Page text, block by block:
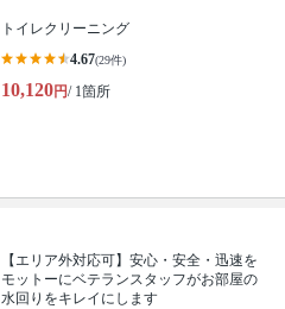
トイレクリーニング
4.67(29件)
10,120円/ 1箇所
【エリア外対応可】安心・安全・迅速を
モットーにベテランスタッフがお部屋の
水回りをキレイにします